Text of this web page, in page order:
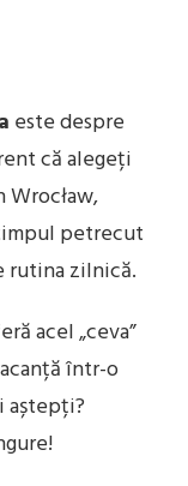
este despre
că alegeți
petrecut
rutina zilnică.
acel „ceva”
într-o
aștepți?